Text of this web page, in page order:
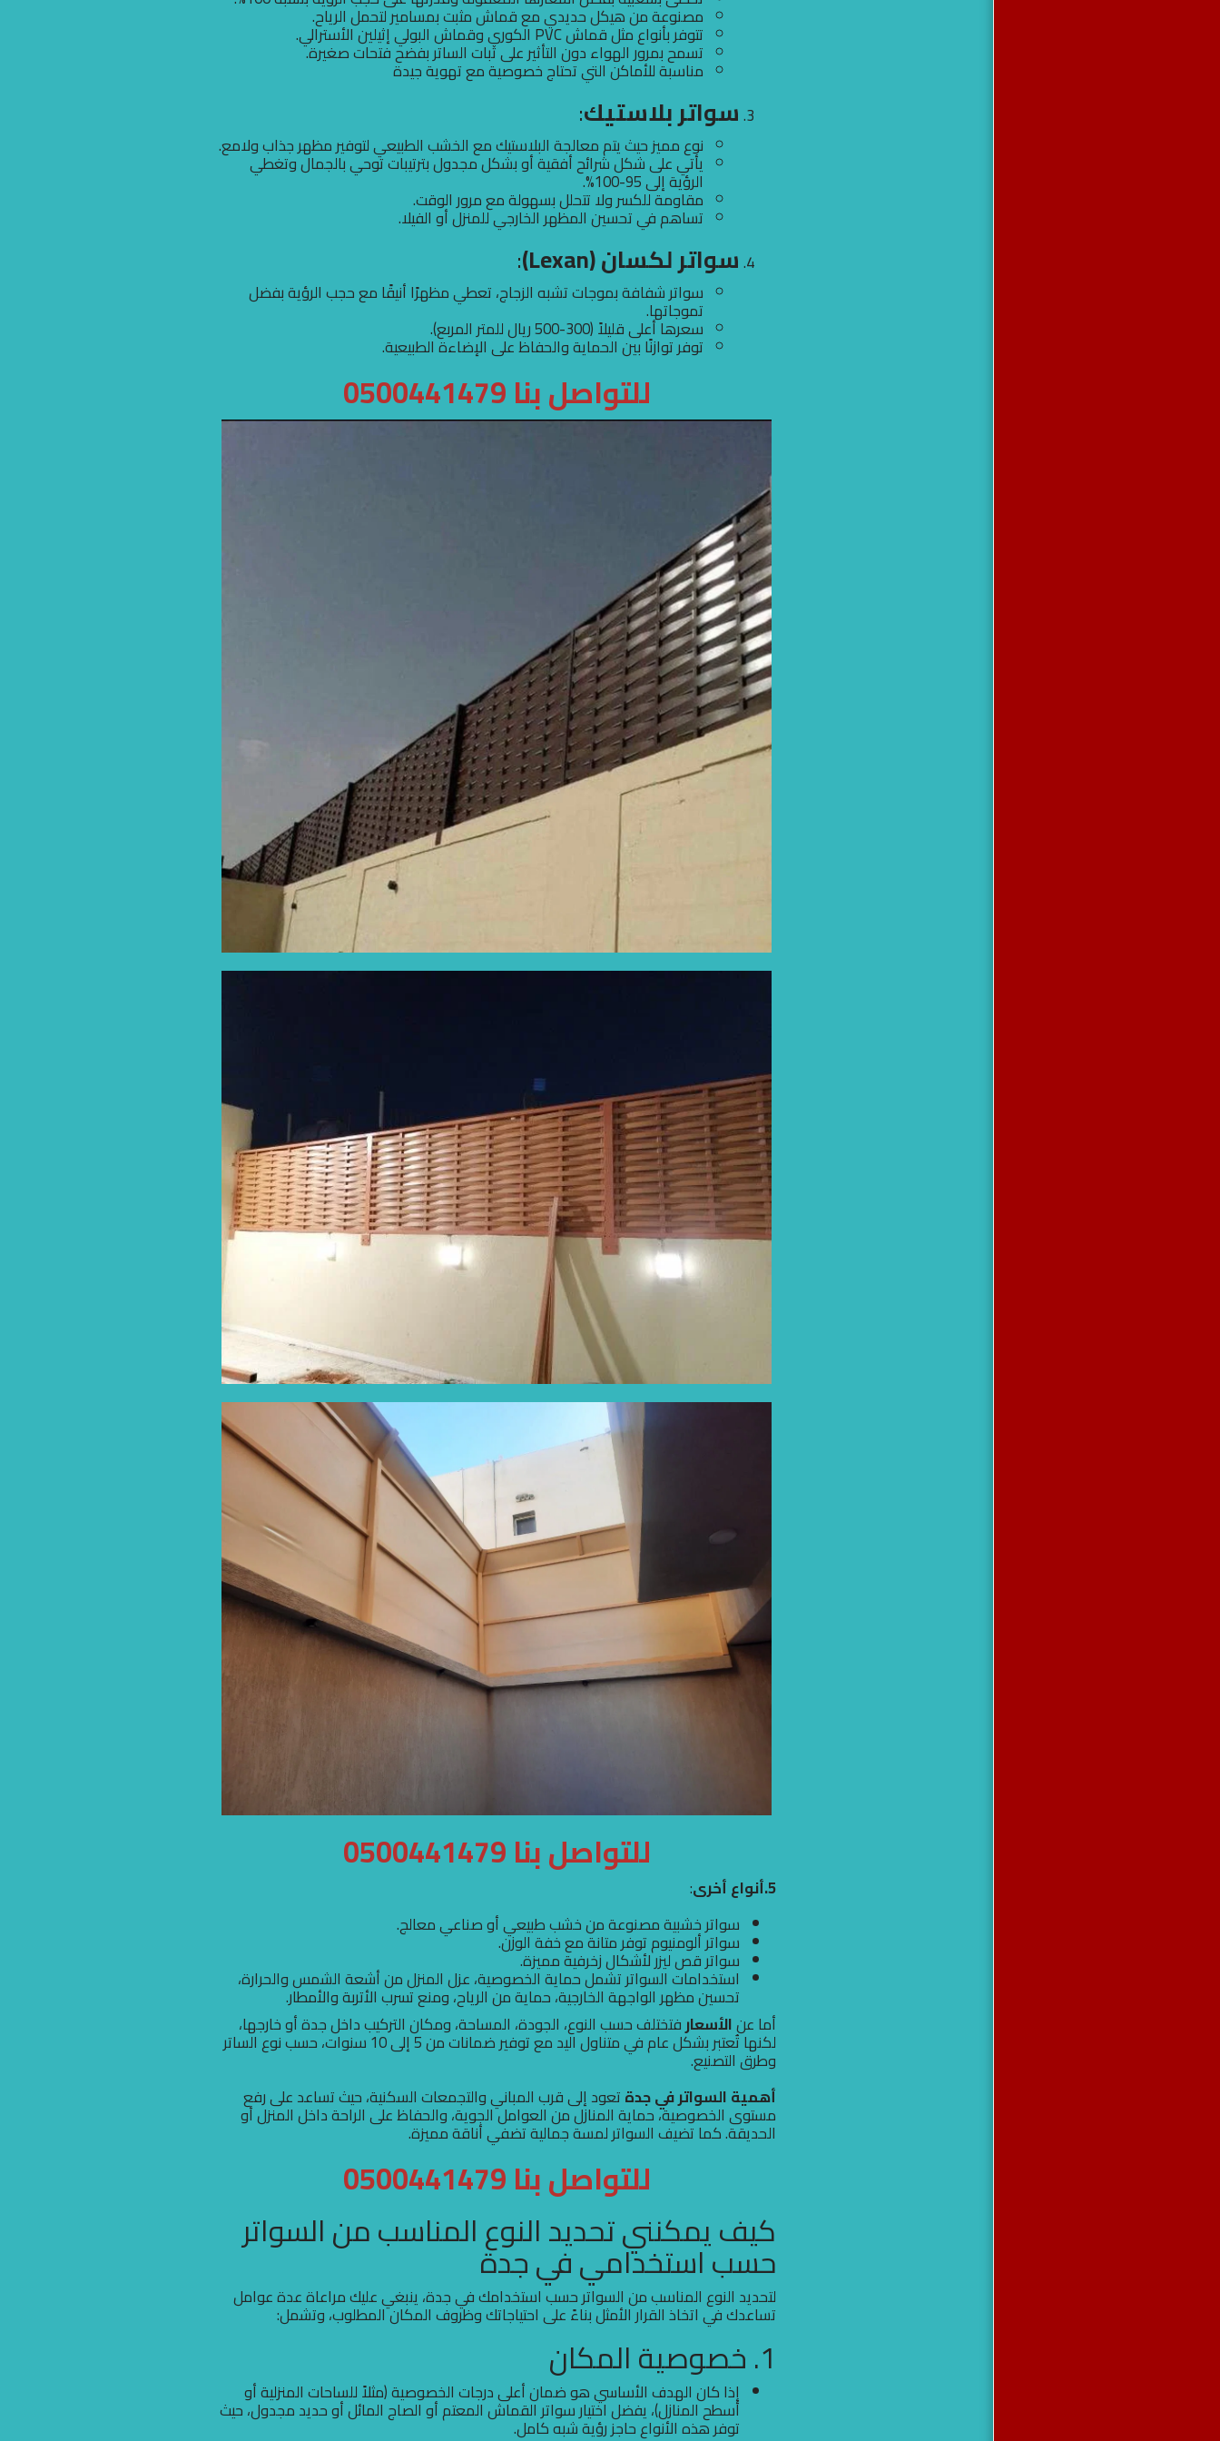
مصنوعة من هيكل حديدي مع قماش مثبت بمسامير لتحمل الرياح.
تتوفر بأنواع مثل قماش PVC الكوري وقماش البولي إثيلين الأسترالي.
تسمح بمرور الهواء دون التأثير على ثبات الساتر بفضح فتحات صغيرة.
مناسبة للأماكن التي تحتاج خصوصية مع تهوية جيدة
سواتر بلاستيك:
نوع مميز حيث يتم معالجة البلاستيك مع الخشب الطبيعي لتوفير مظهر جذاب ولامع.
يأتي على شكل شرائح أفقية أو بشكل مجدول بترتيبات توحي بالجمال وتغطي
الرؤية إلى 95-100%.
مقاومة للكسر ولا تتحلل بسهولة مع مرور الوقت.
تساهم في تحسين المظهر الخارجي للمنزل أو الفيلا.
سواتر لكسان (Lexan) :
سواتر شفافة بموجات تشبه الزجاج، تعطي مظهرًا أنيقًا مع حجب الرؤية بفضل
تموجاتها.
سعرها أعلى قليلاً (300-500 ريال للمتر المربع).
توفر توازنًا بين الحماية والحفاظ على الإضاءة الطبيعية.
للتواصل بنا 0500441479
للتواصل بنا 0500441479
5.أنواع أخرى
:
سواتر خشبية مصنوعة من خشب طبيعي أو صناعي معالج.
سواتر ألومنيوم توفر متانة مع خفة الوزن.
سواتر قص ليزر لأشكال زخرفية مميزة.
استخدامات السواتر تشمل حماية الخصوصية، عزل المنزل من أشعة الشمس والحرارة،
تحسين مظهر الواجهة الخارجية، حماية من الرياح، ومنع تسرب الأتربة والأمطار.
أما عنالأسعار فتختلف حسب النوع، الجودة، المساحة، ومكان التركيب داخل جدة أو خارجها،
لكنها تُعتبر بشكل عام في متناول اليد مع توفير ضمانات من 5 إلى 10 سنوات، حسب نوع الساتر
وطرق التصنيع.
أهمية السواتر في جدة تعود إلى قرب المباني والتجمعات السكنية، حيث تساعد على رفع
مستوى الخصوصية، حماية المنازل من العوامل الجوية، والحفاظ على الراحة داخل المنزل أو
الحديقة. كما تضيف السواتر لمسة جمالية تضفي أناقة مميزة.
للتواصل بنا 0500441479
كيف يمكنني تحديد النوع المناسب من السواتر
حسب استخدامي في جدة
لتحديد النوع المناسب من السواتر حسب استخدامك في جدة، ينبغي عليك مراعاة عدة عوامل
تساعدك في اتخاذ القرار الأمثل بناءً على احتياجاتك وظروف المكان المطلوب، وتشمل:
1. خصوصية المكان
إذا كان الهدف الأساسي هو ضمان أعلى درجات الخصوصية (مثلاً للساحات المنزلية أو
أسطح المنازل)، يفضل اختيار سواتر القماش المعتم أو الصاج المائل أو حديد مجدول، حيث
توفر هذه الأنواع حاجز رؤية شبه كامل.